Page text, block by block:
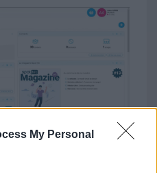
My Personal